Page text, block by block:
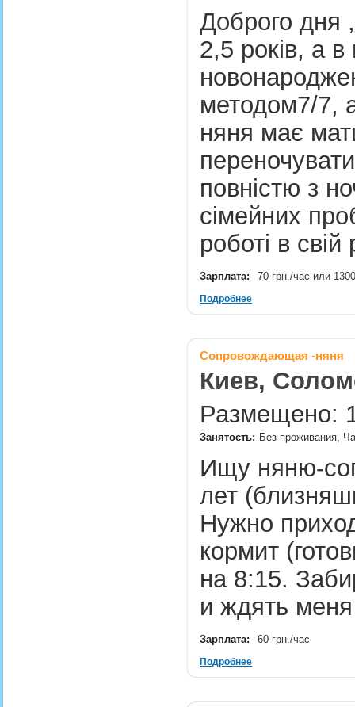
Доброго дня
2,5 років, а в
методом7/7,
няня має
повністю з
сімейних
роботі в
Зарплата: 70 грн./час или
Подробнее
Сопровождающая -няня
Киев,
Размещено:
Занятость: Без проживания,
Ищу няню-
лет
Нужно
кормит
на 8:15.
и ждять
Зарплата: 60 грн./час
Подробнее